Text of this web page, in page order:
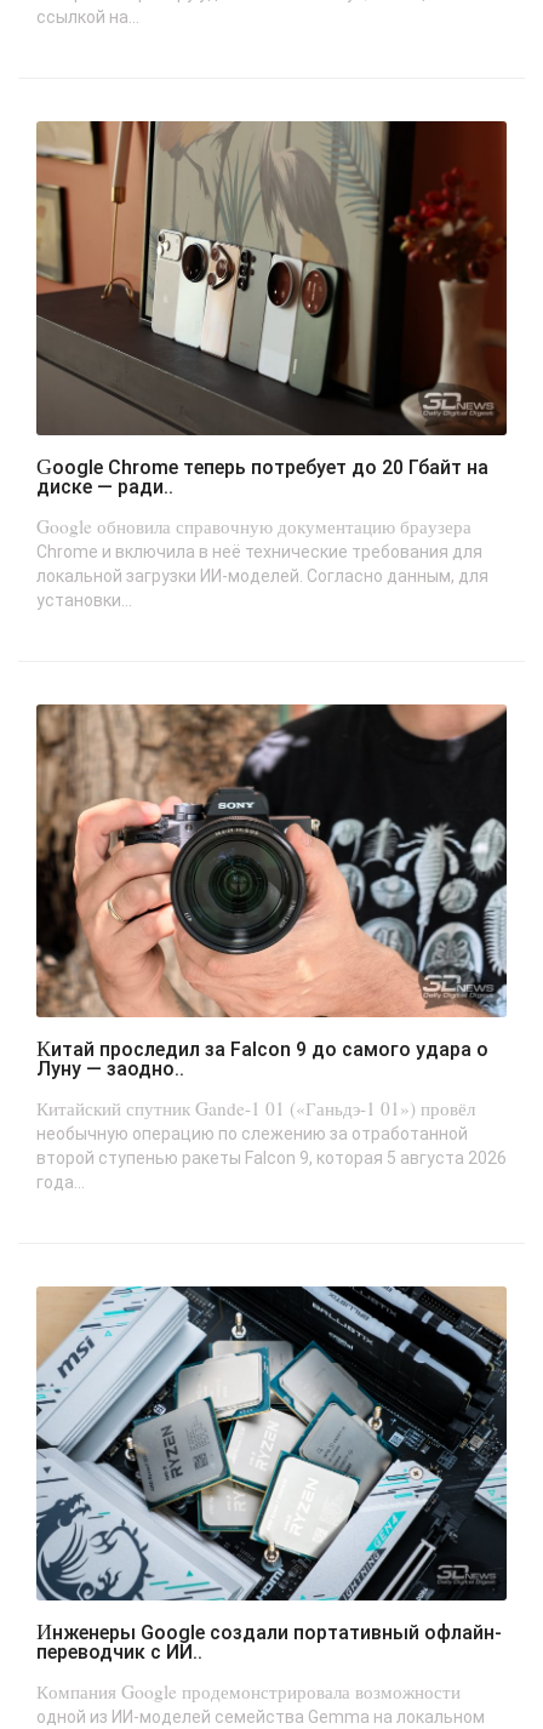
ссылкой на...
Google Chrome теперь потребует до 20 Гбайт на
диске — ради..
Google обновила справочную документацию браузера
Chrome и включила в неё технические требования для
локальной загрузки ИИ-моделей. Согласно данным, для
установки...
Китай проследил за Falcon 9 до самого удара о
Луну — заодно..
Китайский спутник Gande-1 01 («Ганьдэ-1 01») провёл
необычную операцию по слежению за отработанной
второй ступенью ракеты Falcon 9, которая 5 августа 2026
года...
Инженеры Google создали портативный офлайн-
переводчик с ИИ..
Компания Google продемонстрировала возможности
одной из ИИ-моделей семейства Gemma на локальном